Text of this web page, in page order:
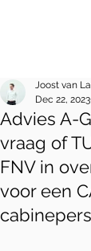
Advies A-
vraag of
FNV in
voor een
Joost van
Dec 22, 2023